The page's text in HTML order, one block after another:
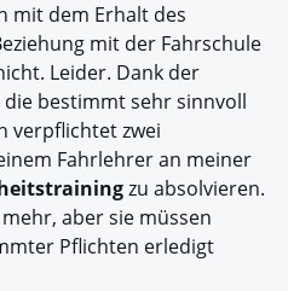
mit dem Erhalt des
mit der Fahrschule
Leider. Dank der
die bestimmt sehr sinnvoll
verpflichtet zwei
Fahrlehrer an meiner
zu absolvieren.
aber sie müssen
Pflichten erledigt